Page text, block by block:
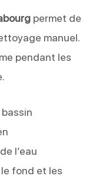
permet de
manuel.
pendant les
l’eau
fond et les